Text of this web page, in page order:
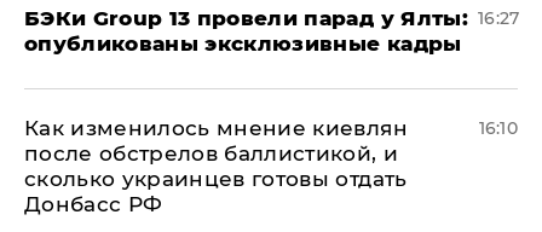
​БЭКи Group 13 провели парад у Ялты:
опубликованы эксклюзивные кадры
16:27
Как изменилось мнение киевлян
после обстрелов баллистикой, и
сколько украинцев готовы отдать
Донбасс РФ
16:10